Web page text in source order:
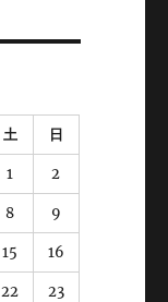
土 日
1 2
8 9
15 16
22 23